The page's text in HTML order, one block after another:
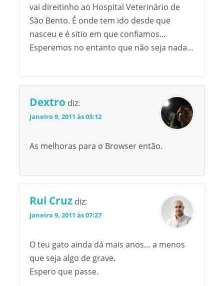
vai direitinho ao Hospital Veterinário de
São Bento. É onde tem ido desde que
nasceu e é sitio em que confiamos…
Esperemos no entanto que não seja nada…
Dextro diz:
Janeiro 9, 2011 às 03:12
As melhoras para o Browser então.
Rui Cruz diz:
Janeiro 9, 2011 às 07:27
O teu gato ainda dá mais anos… a menos
que seja algo de grave.
Espero que passe.